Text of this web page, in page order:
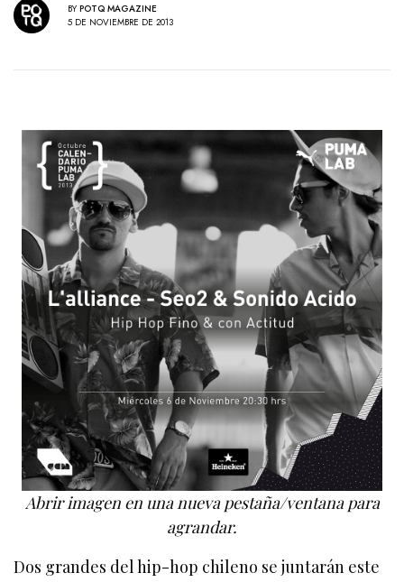
BY POTQ MAGAZINE
5 DE NOVIEMBRE DE 2013
Abrir imagen en una nueva pestaña/ventana para
agrandar.
Dos grandes del hip-hop chileno se juntarán este